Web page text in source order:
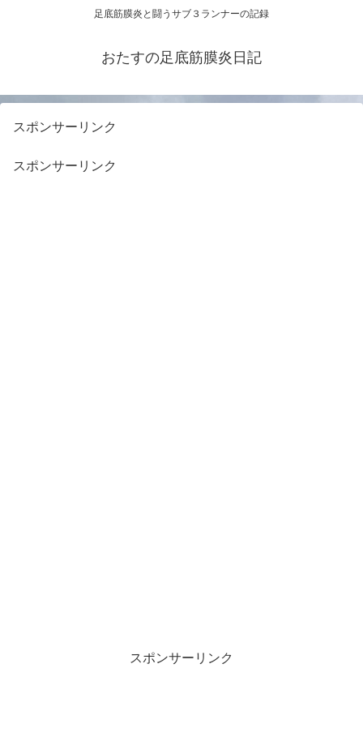
足底筋膜炎と闘うサブ３ランナーの記録
おたすの足底筋膜炎日記
スポンサーリンク
スポンサーリンク
スポンサーリンク